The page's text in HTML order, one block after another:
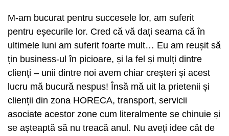
M-am bucurat pentru succesele lor, am suferit
pentru eșecurile lor. Cred că vă dați seama că în
ultimele luni am suferit foarte mult… Eu am reușit să
țin business-ul în picioare, și la fel și mulți dintre
clienți – unii dintre noi avem chiar creșteri și acest
lucru mă bucură nespus! Însă mă uit la prietenii și
clienții din zona HORECA, transport, servicii
asociate acestor zone cum literalmente se chinuie și
se așteaptă să nu treacă anul. Nu aveți idee cât de